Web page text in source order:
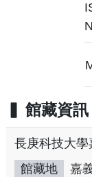
館藏資訊
長庚科技大學
館藏地
嘉